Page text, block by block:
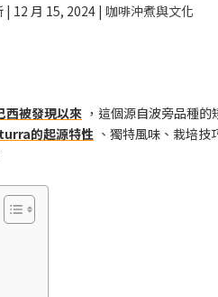
| 12 月 15, 2024| 咖啡沖煮與文化
西被發現以來 ，這個源自波旁品種
的起源特性 、獨特風味、栽培